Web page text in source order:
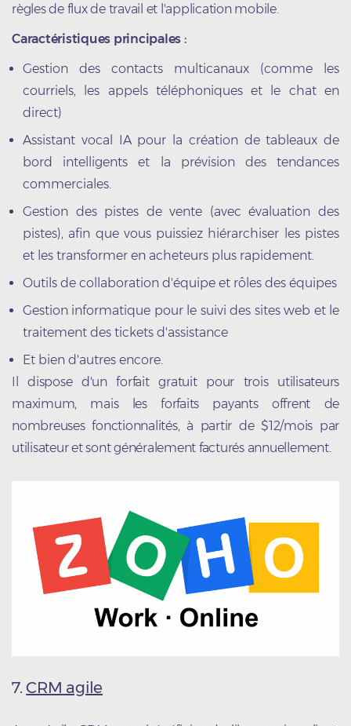
règles de flux de travail et l'application mobile.
Caractéristiques principales :
Gestion des contacts multicanaux (comme les
courriels, les appels téléphoniques et le chat en
direct)
Assistant vocal IA pour la création de tableaux de
bord intelligents et la prévision des tendances
commerciales.
Gestion des pistes de vente (avec évaluation des
pistes), afin que vous puissiez hiérarchiser les pistes
et les transformer en acheteurs plus rapidement.
Outils de collaboration d'équipe et rôles des équipes
Gestion informatique pour le suivi des sites web et le
traitement des tickets d'assistance
Et bien d'autres encore.
Il dispose d'un forfait gratuit pour trois utilisateurs
maximum, mais les forfaits payants offrent de
nombreuses fonctionnalités, à partir de $12/mois par
utilisateur et sont généralement facturés annuellement.
7.CRM agile